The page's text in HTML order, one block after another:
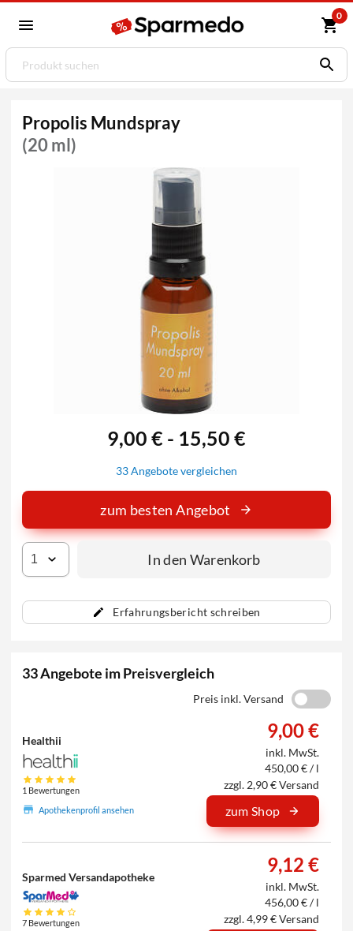
0
Propolis Mundspray
(20 ml)
Erfahrungsbericht schreiben
9,00 € - 15,50 €
33 Angebote vergleichen
zum besten Angebot
In den Warenkorb
33 Angebote im Preisvergleich
Preis inkl. Versand
Healthii
1 Bewertungen
Apothekenprofil ansehen
9,00 €
inkl. MwSt.
450,00 € / l
zzgl. 2,90 € Versand
zum Shop
Sparmed Versandapotheke
7 Bewertungen
9,12 €
inkl. MwSt.
456,00 € / l
zzgl. 4,99 € Versand